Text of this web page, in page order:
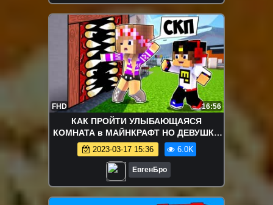
FHD 16:56
КАК ПРОЙТИ УЛЫБАЮЩАЯСЯ
КОМНАТА в МАЙНКРАФТ НО ДЕВУШКА
НУБ И ПРО ВИДЕО ТРОЛЛИНГ
MINECRAFT SMILE ROOM
2023-03-17 15:36 6.0K
ЕвгенБро